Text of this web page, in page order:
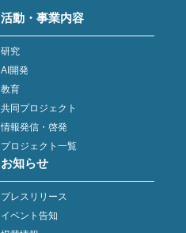
活動・事業内容
研究
AI開発
教育
共同プロジェクト
情報発信・啓発
プロジェクト一覧
お知らせ
プレスリリース
イベント告知